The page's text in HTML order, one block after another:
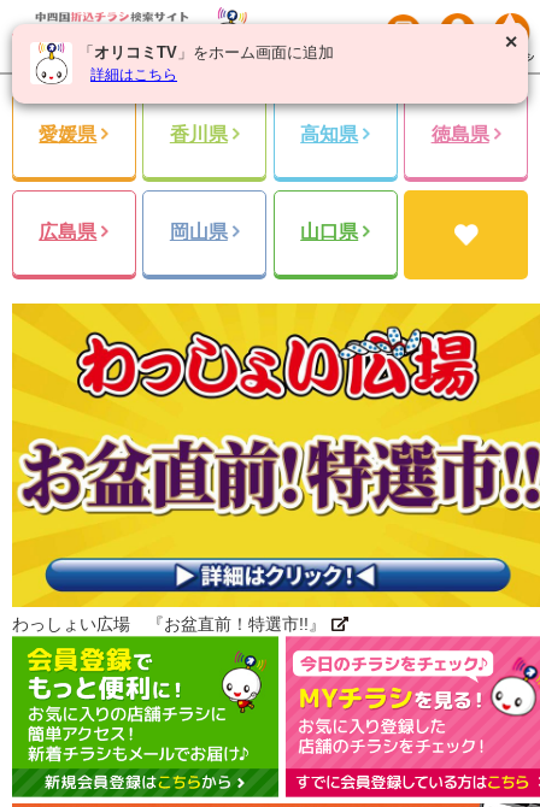
愛媛県 香川県 高知県 徳島県
広島県 岡山県 山口県
わっしょい広場 『お盆直前！特選市!!』
✕
「 オリコミTV 」をホーム画面に追加
詳細はこちら